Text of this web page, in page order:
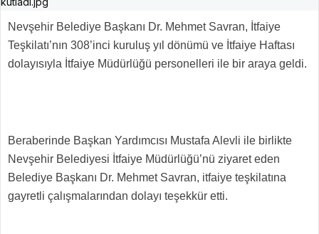
Nevşehir Belediye Başkanı Dr. Mehmet Savran, İtfaiye
Teşkilatı’nın 308’inci kuruluş yıl dönümü ve İtfaiye Haftası
dolayısıyla İtfaiye Müdürlüğü personelleri ile bir araya geldi.
Beraberinde Başkan Yardımcısı Mustafa Alevli ile birlikte
Nevşehir Belediyesi İtfaiye Müdürlüğü’nü ziyaret eden
Belediye Başkanı Dr. Mehmet Savran, itfaiye teşkilatına
gayretli çalışmalarından dolayı teşekkür etti.